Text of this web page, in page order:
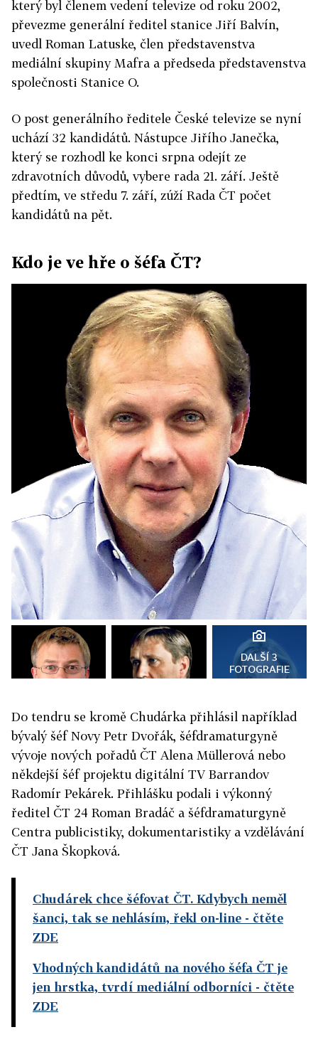
který byl členem vedení televize od roku 2002,
převezme generální ředitel stanice Jiří Balvín,
uvedl Roman Latuske, člen představenstva
mediální skupiny Mafra a předseda představenstva
společnosti Stanice O.
O post generálního ředitele České televize se nyní
uchází 32 kandidátů. Nástupce Jiřího Janečka,
který se rozhodl ke konci srpna odejít ze
zdravotních důvodů, vybere rada 21. září. Ještě
předtím, ve středu 7. září, zúží Rada ČT počet
kandidátů na pět.
Kdo je ve hře o šéfa ČT?
DALŠÍ 3
FOTOGRAFIE
Do tendru se kromě Chudárka přihlásil například
bývalý šéf Novy Petr Dvořák, šéfdramaturgyně
vývoje nových pořadů ČT Alena Müllerová nebo
někdejší šéf projektu digitální TV Barrandov
Radomír Pekárek. Přihlášku podali i výkonný
ředitel ČT 24 Roman Bradáč a šéfdramaturgyně
Centra publicistiky, dokumentaristiky a vzdělávání
ČT Jana Škopková.
Chudárek chce šéfovat ČT. Kdybych neměl
šanci, tak se nehlásím, řekl on-line - čtěte
ZDE
Vhodných kandidátů na nového šéfa ČT je
jen hrstka, tvrdí mediální odborníci - čtěte
ZDE